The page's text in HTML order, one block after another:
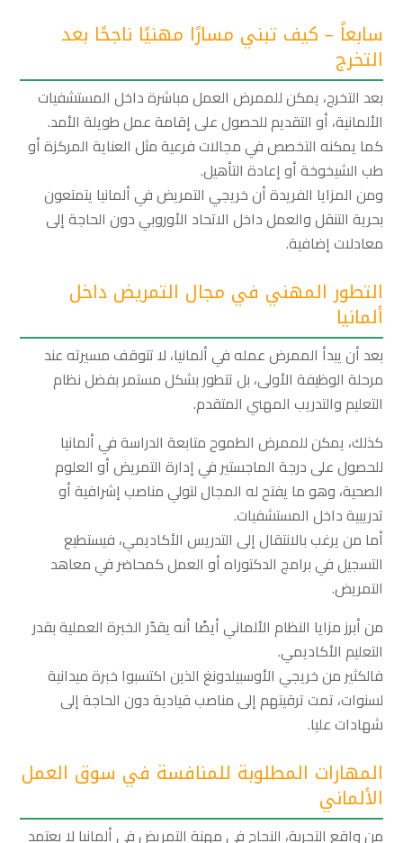
سابعاً – كيف تبني مسارًا مهنيًا ناجحًا بعد
التخرج
بعد التخرج، يمكن للممرض العمل مباشرة داخل المستشفيات
الألمانية، أو التقديم للحصول على إقامة عمل طويلة الأمد.
كما يمكنه التخصص في مجالات فرعية مثل العناية المركزة أو
طب الشيخوخة أو إعادة التأهيل.
ومن المزايا الفريدة أن خريجي التمريض في ألمانيا يتمتعون
بحرية التنقل والعمل داخل الاتحاد الأوروبي دون الحاجة إلى
معادلات إضافية.
التطور المهني في مجال التمريض داخل
ألمانيا
بعد أن يبدأ الممرض عمله في ألمانيا، لا تتوقف مسيرته عند
مرحلة الوظيفة الأولى، بل تتطور بشكل مستمر بفضل نظام
التعليم والتدريب المهني المتقدم.
كذلك، يمكن للممرض الطموح متابعة الدراسة في ألمانيا
للحصول على درجة الماجستير في إدارة التمريض أو العلوم
الصحية، وهو ما يفتح له المجال لتولي مناصب إشرافية أو
تدريبية داخل المستشفيات.
أما من يرغب بالانتقال إلى التدريس الأكاديمي، فيستطيع
التسجيل في برامج الدكتوراه أو العمل كمحاضر في معاهد
التمريض.
من أبرز مزايا النظام الألماني أيضًا أنه يقدّر الخبرة العملية بقدر
التعليم الأكاديمي.
فالكثير من خريجي الأوسبيلدونغ الذين اكتسبوا خبرة ميدانية
لسنوات، تمت ترقيتهم إلى مناصب قيادية دون الحاجة إلى
شهادات عليا.
المهارات المطلوبة للمنافسة في سوق العمل
الألماني
من واقع التجربة، النجاح في مهنة التمريض في ألمانيا لا يعتمد